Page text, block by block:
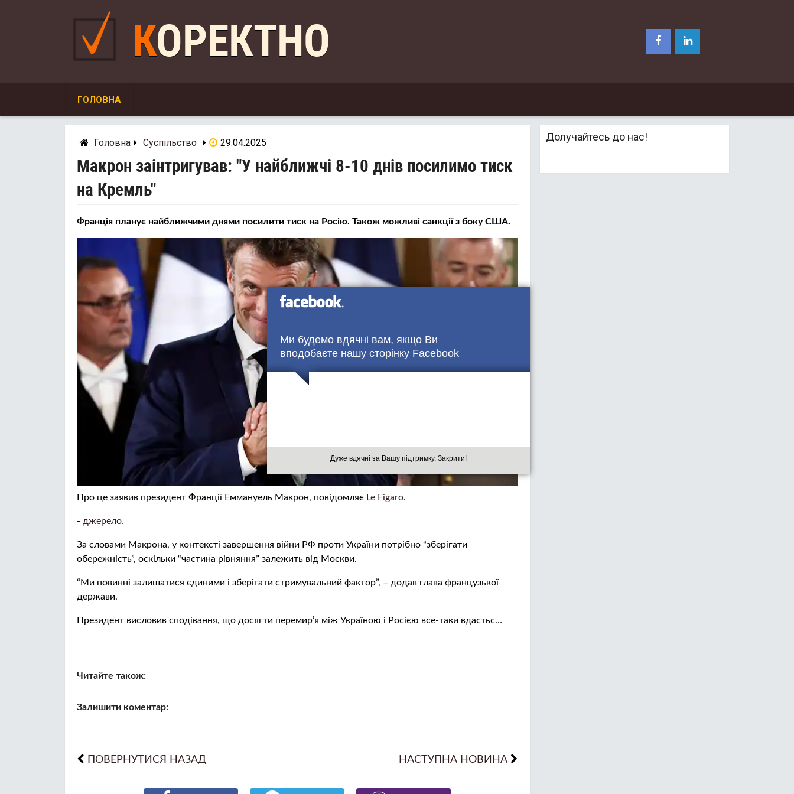
Ми будемо вдячні вам, якщо Ви
вподобаєте нашу сторінку Facebook
Дуже вдячні за Вашу підтримку. Закрити!
КОРЕКТНО
ГОЛОВНА
Головна Суспільство 29.04.2025
Макрон заінтригував: "У найближчі 8-10 днів посилимо тиск
на Кремль"
Франція планує найближчими днями посилити тиск на Росію. Також можливі санкції з боку США.
Про це заявив президент Франції Еммануель Макрон, повідомляє Le Figaro.
- джерело.
За словами Макрона, у контексті завершення війни РФ проти України потрібно “зберігати
обережність”, оскільки “частина рівняння” залежить від Москви.
“Ми повинні залишатися єдиними і зберігати стримувальний фактор”, – додав глава французької
держави.
Президент висловив сподівання, що досягти перемир’я між Україною і Росією все-таки вдастьс…
Читайте також:
Залишити коментар:
ПОВЕРНУТИСЯ НАЗАД НАСТУПНА НОВИНА
Долучайтесь до нас!